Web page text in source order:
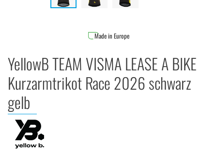
Made in Europe
YellowB TEAM VISMA LEASE A BIKE
Kurzarmtrikot Race 2026 schwarz
gelb